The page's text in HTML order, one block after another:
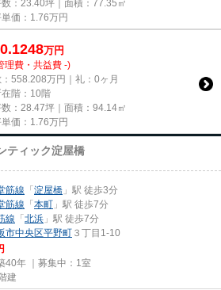
：23.40坪｜面積：77.35㎡
価： 1.76万円
万円
理費・共益費 -)
：558.208万円｜礼：0ヶ月
在階：10階
：28.47坪｜面積：94.14㎡
価： 1.76万円
ティック淀屋橋
筋線 「淀屋橋 」駅 徒歩3分
筋線 「本町 」駅 徒歩7分
線 「北浜 」駅 徒歩7分
市中央区平野町 ３丁目1-10
40年 ｜募集中： 1室
建